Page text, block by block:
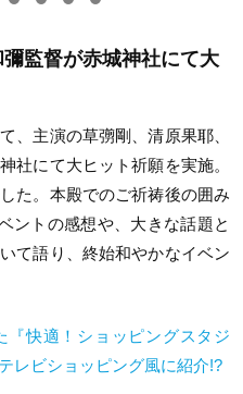
監督が赤城神社にて大
、主演の草彅剛、清原果耶、
社にて大ヒット祈願を実施。
た。本殿でのご祈祷後の囲み
ントの感想や、大きな話題と
て語り、終始和やかなイベン
『快適！ショッピングスタジ
レビショッピング風に紹介!?